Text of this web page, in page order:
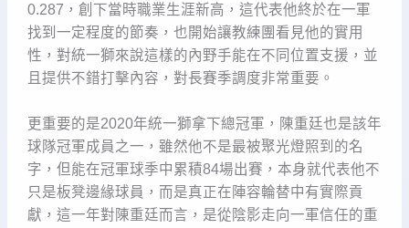
0.287，創下當時職業生涯新高，這代表他終於在一軍
找到一定程度的節奏，也開始讓教練團看見他的實用
性，對統一獅來說這樣的內野手能在不同位置支援，並
且提供不錯打擊內容，對長賽季調度非常重要。
更重要的是2020年統一獅拿下總冠軍，陳重廷也是該年
球隊冠軍成員之一，雖然他不是最被聚光燈照到的名
字，但能在冠軍球季中累積84場出賽，本身就代表他不
只是板凳邊緣球員，而是真正在陣容輪替中有實際貢
獻，這一年對陳重廷而言，是從陰影走向一軍信任的重